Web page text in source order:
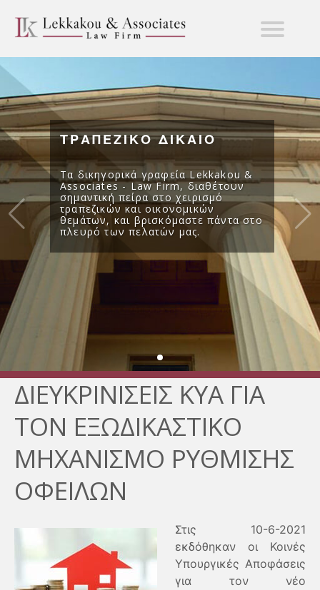
ΤΡΑΠΕΖΙΚΟ ΔΙΚΑΙΟ
Τα δικηγορικά γραφεία Lekkakou &
Associates - Law Firm, διαθέτουν
σημαντική πείρα στο χειρισμό
τραπεζικών και οικονομικών
θεμάτων, και βρισκόμαστε πάντα στο
πλευρό των πελατών μας.
ΔΙΕΥΚΡΙΝΙΣΕΙΣ ΚΥΑ ΓΙΑ
ΤΟΝ ΕΞΩΔΙΚΑΣΤΙΚΟ
ΜΗΧΑΝΙΣΜΟ ΡΥΘΜΙΣΗΣ
ΟΦΕΙΛΩΝ
Στις 10-6-2021
εκδόθηκαν οι Κοινές
Υπουργικές Αποφάσεις
για τον νέο